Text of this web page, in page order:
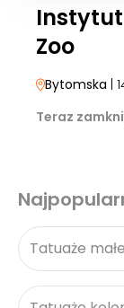
Instytut
Zoo
Bytomska |
Teraz
Tatuaże małe